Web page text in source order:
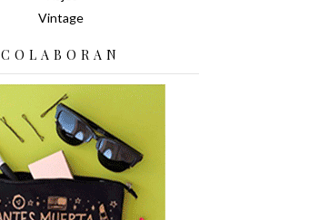
Vintage
COLABORAN